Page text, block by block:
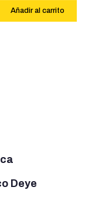
Añadir al carrito
Deye